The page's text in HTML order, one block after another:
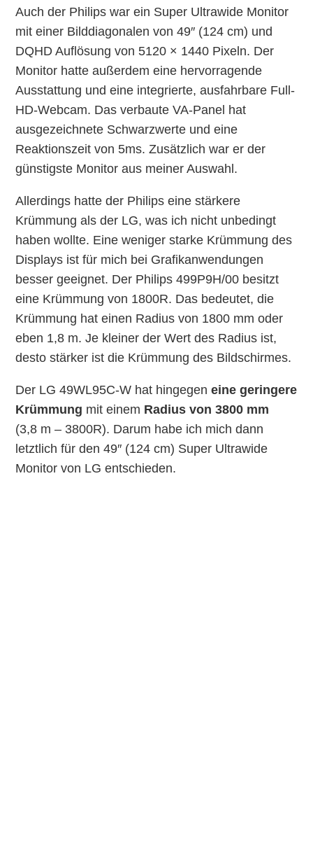
Auch der Philips war ein Super Ultrawide Monitor
mit einer Bilddiagonalen von 49″ (124 cm) und
DQHD Auflösung von 5120 × 1440 Pixeln. Der
Monitor hatte außerdem eine hervorragende
Ausstattung und eine integrierte, ausfahrbare Full-
HD-Webcam. Das verbaute VA-Panel hat
ausgezeichnete Schwarzwerte und eine
Reaktionszeit von 5ms. Zusätzlich war er der
günstigste Monitor aus meiner Auswahl.
Allerdings hatte der Philips eine stärkere
Krümmung als der LG, was ich nicht unbedingt
haben wollte. Eine weniger starke Krümmung des
Displays ist für mich bei Grafikanwendungen
besser geeignet. Der Philips 499P9H/00 besitzt
eine Krümmung von 1800R. Das bedeutet, die
Krümmung hat einen Radius von 1800 mm oder
eben 1,8 m. Je kleiner der Wert des Radius ist,
desto stärker ist die Krümmung des Bildschirmes.
Der LG 49WL95C-W hat hingegeneine geringere
Krümmung mit einem Radius von 3800 mm
(3,8 m – 3800R). Darum habe ich mich dann
letztlich für den 49″ (124 cm) Super Ultrawide
Monitor von LG entschieden.